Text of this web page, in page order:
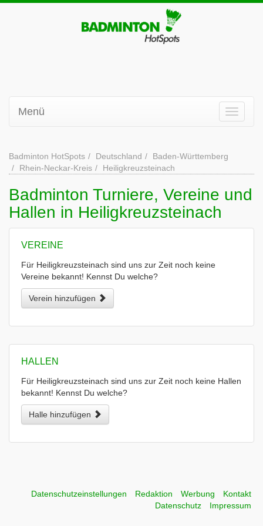
Menü
Badminton HotSpots Deutschland
Baden-Württemberg
Rhein-Neckar-Kreis
Heiligkreuzsteinach
Badminton Turniere, Vereine und
Hallen in Heiligkreuzsteinach
VEREINE
Für Heiligkreuzsteinach sind uns zur Zeit noch keine
Vereine bekannt! Kennst Du welche?
Verein hinzufügen
HALLEN
Für Heiligkreuzsteinach sind uns zur Zeit noch keine Hallen
bekannt! Kennst Du welche?
Halle hinzufügen
Datenschutzeinstellungen Redaktion Werbung
Kontakt
Datenschutz
Impressum